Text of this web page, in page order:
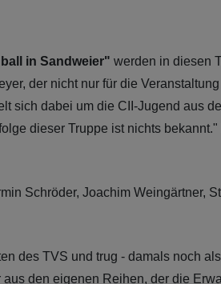
in Sandweier" werden in diesen
der nicht nur für die
sich dabei um die CII-Jugend aus
dieser Truppe ist nichts
Schröder, Joachim Weingärtner,
des TVS und trug - damals noch
den eigenen Reihen, der die